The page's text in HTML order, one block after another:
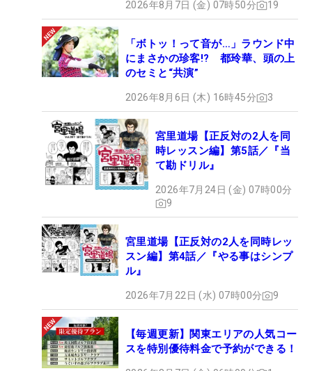
2026年8月7日 (金) 07時50分 19
「ボトッ！って音が…」ラウンド中
にまさかの珍客!? 都玲華、頭の上
のセミと“共演”
2026年8月6日 (木) 16時45分 3
宮里道場【正反対の2人を同
時レッスン編】第5話／『当
て勘ドリル』
2026年7月24日 (金) 07時00分
9
宮里道場【正反対の2人を同時レッ
スン編】第4話／『やる事はシンプ
ル』
2026年7月22日 (水) 07時00分 9
【毎週更新】関東エリアの人気コー
スを特別優待料金で予約ができる！